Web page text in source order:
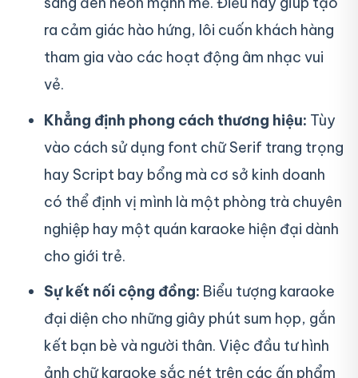
ra cảm giác hào hứng, lôi cuốn khách hàng
tham gia vào các hoạt động âm nhạc vui
vẻ.
Khẳng định phong cách thương hiệu: Tùy
vào cách sử dụng font chữ Serif trang trọng
hay Script bay bổng mà cơ sở kinh doanh
có thể định vị mình là một phòng trà chuyên
nghiệp hay một quán karaoke hiện đại dành
cho giới trẻ.
Sự kết nối cộng đồng: Biểu tượng karaoke
đại diện cho những giây phút sum họp, gắn
kết bạn bè và người thân. Việc đầu tư hình
ảnh chữ karaoke sắc nét trên các ấn phẩm